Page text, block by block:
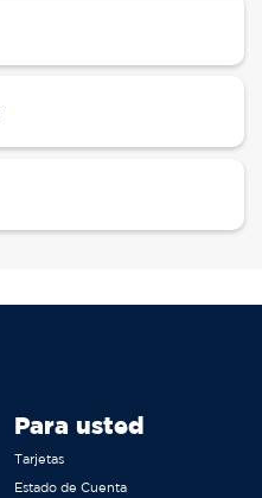
Para usted
Tarjetas
Estado de Cuenta